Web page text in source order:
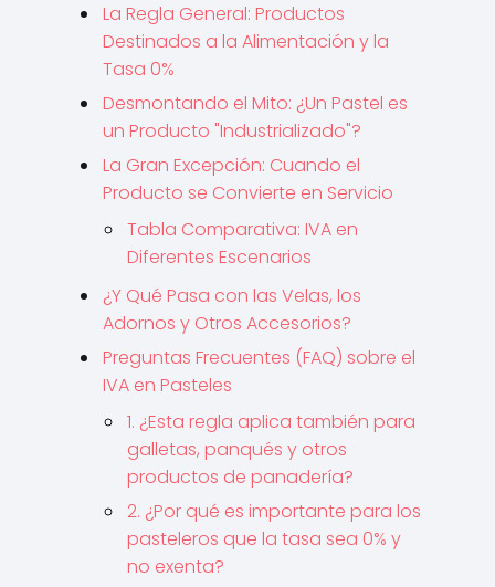
La Regla General: Productos
Destinados a la Alimentación y la
Tasa 0%
Desmontando el Mito: ¿Un Pastel es
un Producto "Industrializado"?
La Gran Excepción: Cuando el
Producto se Convierte en Servicio
Tabla Comparativa: IVA en
Diferentes Escenarios
¿Y Qué Pasa con las Velas, los
Adornos y Otros Accesorios?
Preguntas Frecuentes (FAQ) sobre el
IVA en Pasteles
1. ¿Esta regla aplica también para
galletas, panqués y otros
productos de panadería?
2. ¿Por qué es importante para los
pasteleros que la tasa sea 0% y
no exenta?